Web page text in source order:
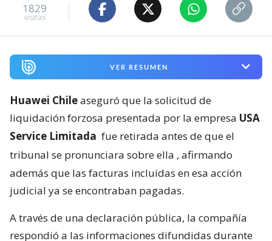
1829
visitas
VER RESUMEN
Huawei Chileaseguró que la solicitud de
liquidación forzosa presentada por la empresa USA
Service Limitada fue retirada antes de que el
tribunal se pronunciara sobre ella , afirmando
además que las facturas incluidas en esa acción
judicial ya se encontraban pagadas.
A través de una declaración pública, la compañía
respondió a las informaciones difundidas durante